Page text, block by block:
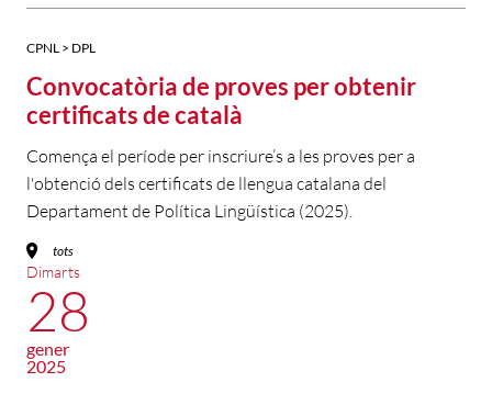
CPNL > DPL
Convocatòria de proves per obtenir
certificats de català
Comença el període per inscriure’s a les proves per a
l'obtenció dels certificats de llengua catalana del
Departament de Política Lingüística (2025).
tots
Dimarts
28
gener
2025